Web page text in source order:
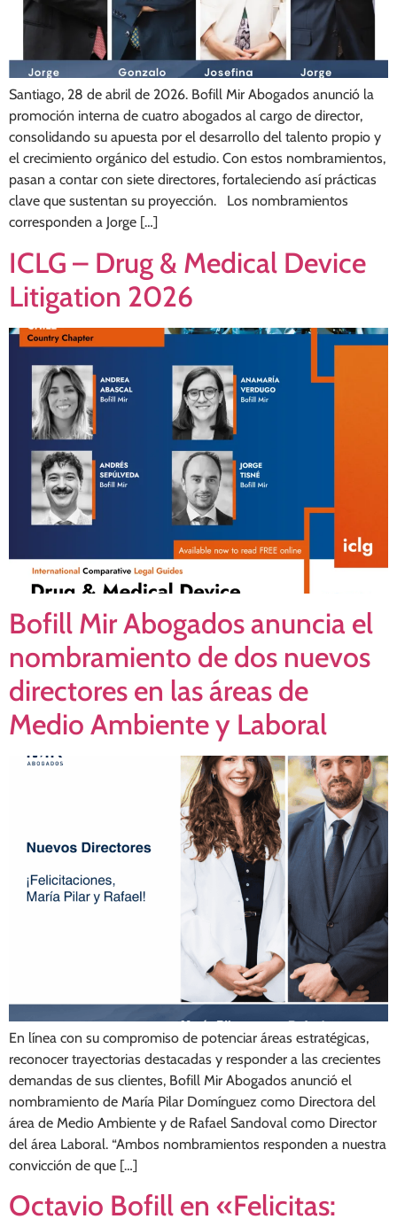
Santiago, 28 de abril de 2026. Bofill Mir Abogados anunció la
promoción interna de cuatro abogados al cargo de director,
consolidando su apuesta por el desarrollo del talento propio y
el crecimiento orgánico del estudio. Con estos nombramientos,
pasan a contar con siete directores, fortaleciendo así prácticas
clave que sustentan su proyección. Los nombramientos
corresponden a Jorge […]
ICLG – Drug & Medical Device
Litigation 2026
Bofill Mir Abogados anuncia el
nombramiento de dos nuevos
directores en las áreas de
Medio Ambiente y Laboral
En línea con su compromiso de potenciar áreas estratégicas,
reconocer trayectorias destacadas y responder a las crecientes
demandas de sus clientes, Bofill Mir Abogados anunció el
nombramiento de María Pilar Domínguez como Directora del
área de Medio Ambiente y de Rafael Sandoval como Director
del área Laboral. “Ambos nombramientos responden a nuestra
convicción de que […]
Octavio Bofill en «Felicitas: